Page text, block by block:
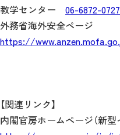
教学センター 06-6872-0727
外務省海外安全ページ
https://
【関連リンク】
内閣官房ホームページ（新